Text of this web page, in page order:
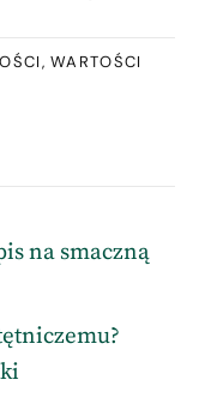
WARTOŚCI
na smaczną